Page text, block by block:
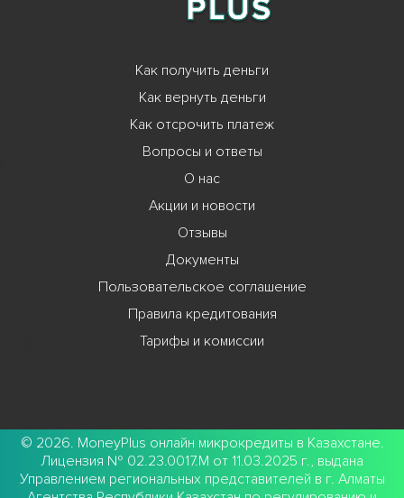
Как получить деньги
Как вернуть деньги
Как отсрочить платеж
Вопросы и ответы
О нас
Акции и новости
Отзывы
Документы
Пользовательское соглашение
Правила кредитования
Тарифы и комиссии
© 2026. MoneyPlus онлайн микрокредиты в Казахстане.
Лицензия № 02.23.0017.M от 11.03.2025 г., выдана
Управлением региональных представителей в г. Алматы